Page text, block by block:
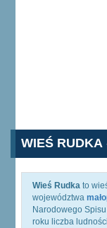
WIEŚ RUDKA
Wieś Rudka to
województwa
Narodowego
roku liczba